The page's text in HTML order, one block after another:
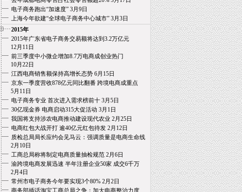
电子商务跑出“加速度” 3月9日
上海今年欲建“全球电子商务中心城市” 3月3日
2015年
2015年广东省电子商务交易额将达到3.2万亿元
12月11日
前三季度中小微企增加8.7万电商成创业热门
10月22日
江西电商销售额保持高增长态势 6月15日
京东一季度营收878亿元同比翻番 跨境电商成重点
5月11日
电子商务专业 首次进入需求榜前十 3月5日
30亿现金券 电商启动315大促活动 3月1日
我国将支持涉农电商推动建设现代农业 2月25日
电商红包大战开打 逾40亿元红包待发 2月12日
质检总局局长应约会见马云：强调质量是电商生命线
2月10日
工商总局称将制定电商质量抽检规范 2月6日
渝跨境电商发展迅速 半年注册企业50家 成交6千万
2月4日
常州市电子商务今年要实现3个80% 2月2日
商务部插话淘宝工商总局之争：加大电商整治力度